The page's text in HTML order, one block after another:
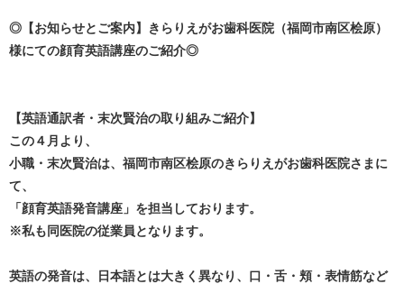
◎【お知らせとご案内】きらりえがお歯科医院（福岡市南区桧原）
様にての顔育英語講座のご紹介◎
【英語通訳者・末次賢治の取り組みご紹介】
この４月より、
小職・末次賢治は、福岡市南区桧原のきらりえがお歯科医院さまに
て、
「顔育英語発音講座」を担当しております。
※私も同医院の従業員となります。
英語の発音は、日本語とは大きく異なり、口・舌・頬・表情筋など